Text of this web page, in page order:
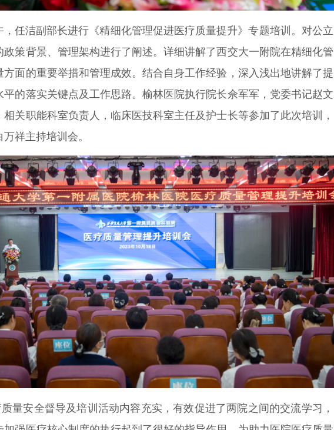
洁副部长进行《精细化管理促进医疗质量提升》专题培训。对公立
政策背景、管理架构进行了阐述。详细讲解了西交大一附院在精细化管
面的重要举措和管理成效。结合自身工作经验，深入浅出地讲解了提
平的落实关键点及工作思路。榆林医院执行院长佘军军，党委书记赵文
关职能科室负责人，临床医技科室主任及护士长等参加了此次培训，
祥主持培训会。
安全督导及培训活动内容充实，有效促进了两院之间的交流学习，